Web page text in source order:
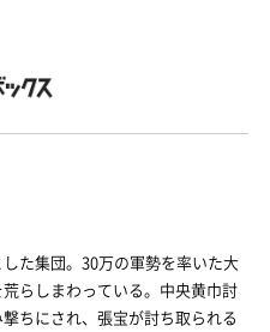
た集団。30万の軍勢を率いた大
らしまわっている。中央黄巾討
ちにされ、張宝が討ち取られる